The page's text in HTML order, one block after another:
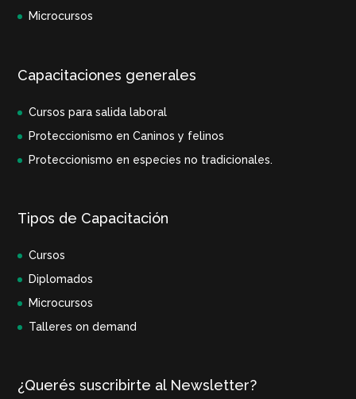
Microcursos
Capacitaciones generales
Cursos para salida laboral
Proteccionismo en Caninos y felinos
Proteccionismo en especies no tradicionales.
Tipos de Capacitación
Cursos
Diplomados
Microcursos
Talleres on demand
¿Querés suscribirte al Newsletter?